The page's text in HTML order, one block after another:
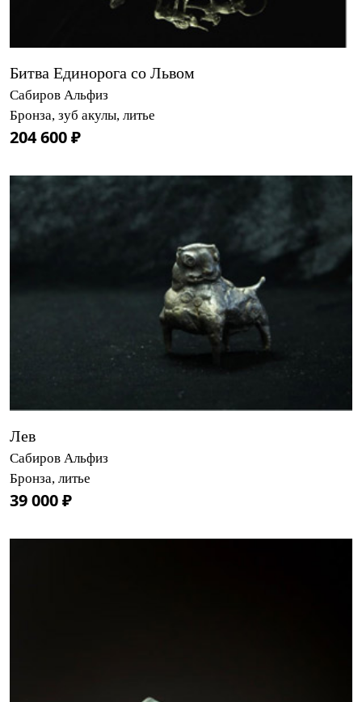
Битва Единорога со Львом
Сабиров Альфиз
Бронза, зуб акулы, литье
204 600 ₽
Лев
Сабиров Альфиз
Бронза, литье
39 000 ₽